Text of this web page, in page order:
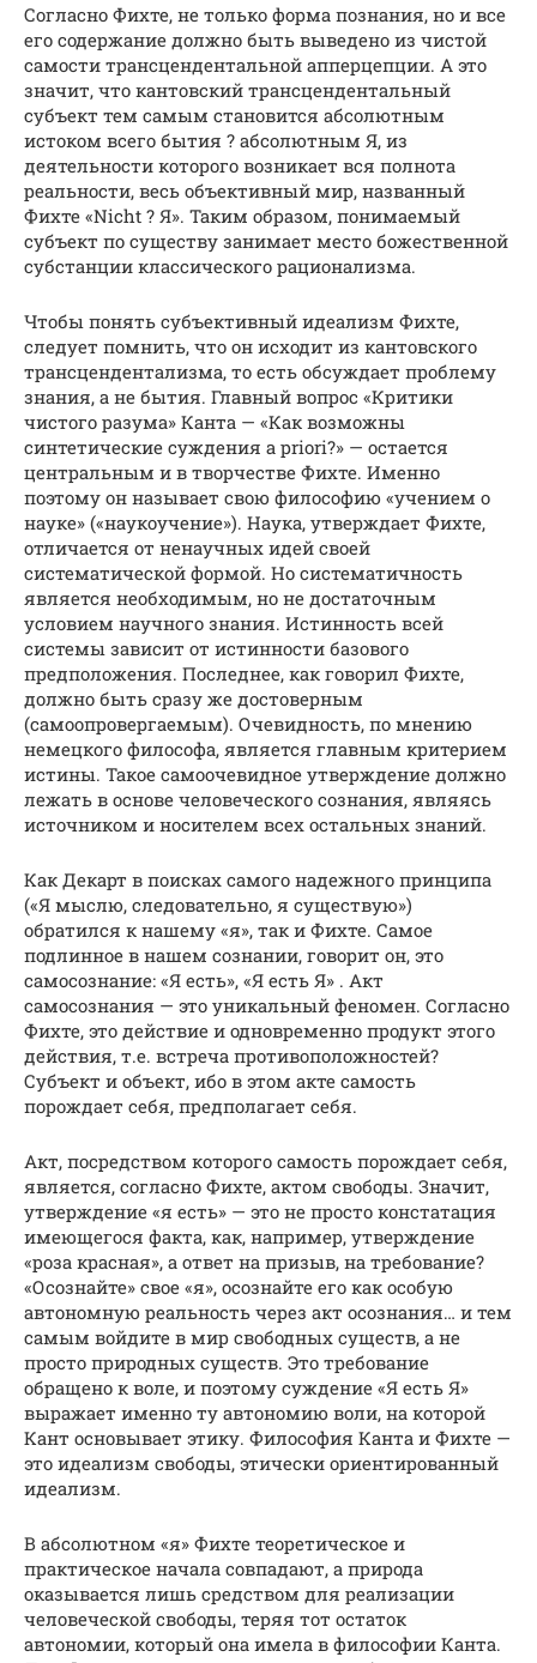
Согласно Фихте, не только форма познания, но и все
его содержание должно быть выведено из чистой
самости трансцендентальной апперцепции. А это
значит, что кантовский трансцендентальный
субъект тем самым становится абсолютным
истоком всего бытия ? абсолютным Я, из
деятельности которого возникает вся полнота
реальности, весь объективный мир, названный
Фихте «Nicht ? Я». Таким образом, понимаемый
субъект по существу занимает место божественной
субстанции классического рационализма.
Чтобы понять субъективный идеализм Фихте,
следует помнить, что он исходит из кантовского
трансцендентализма, то есть обсуждает проблему
знания, а не бытия. Главный вопрос «Критики
чистого разума» Канта — «Как возможны
синтетические суждения a priori?» — остается
центральным и в творчестве Фихте. Именно
поэтому он называет свою философию «учением о
науке» («наукоучение»). Наука, утверждает Фихте,
отличается от ненаучных идей своей
систематической формой. Но систематичность
является необходимым, но не достаточным
условием научного знания. Истинность всей
системы зависит от истинности базового
предположения. Последнее, как говорил Фихте,
должно быть сразу же достоверным
(самоопровергаемым). Очевидность, по мнению
немецкого философа, является главным критерием
истины. Такое самоочевидное утверждение должно
лежать в основе человеческого сознания, являясь
источником и носителем всех остальных знаний.
Как Декарт в поисках самого надежного принципа
(«Я мыслю, следовательно, я существую»)
обратился к нашему «я», так и Фихте. Самое
подлинное в нашем сознании, говорит он, это
самосознание: «Я есть», «Я есть Я» . Акт
самосознания — это уникальный феномен. Согласно
Фихте, это действие и одновременно продукт этого
действия, т.е. встреча противоположностей?
Субъект и объект, ибо в этом акте самость
порождает себя, предполагает себя.
Акт, посредством которого самость порождает себя,
является, согласно Фихте, актом свободы. Значит,
утверждение «я есть» — это не просто констатация
имеющегося факта, как, например, утверждение
«роза красная», а ответ на призыв, на требование?
«Осознайте» свое «я», осознайте его как особую
автономную реальность через акт осознания… и тем
самым войдите в мир свободных существ, а не
просто природных существ. Это требование
обращено к воле, и поэтому суждение «Я есть Я»
выражает именно ту автономию воли, на которой
Кант основывает этику. Философия Канта и Фихте —
это идеализм свободы, этически ориентированный
идеализм.
В абсолютном «я» Фихте теоретическое и
практическое начала совпадают, а природа
оказывается лишь средством для реализации
человеческой свободы, теряя тот остаток
автономии, который она имела в философии Канта.